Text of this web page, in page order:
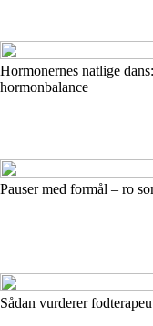
Hormonernes natlige
hormonbalance
Pauser med formål – ro
Sådan vurderer